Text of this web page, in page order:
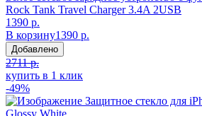
Rock Tank Travel Charger 3.4A 2USB
1390 р.
В корзину1390 р.
Добавлено
2711 р.
купить в 1 клик
-49%